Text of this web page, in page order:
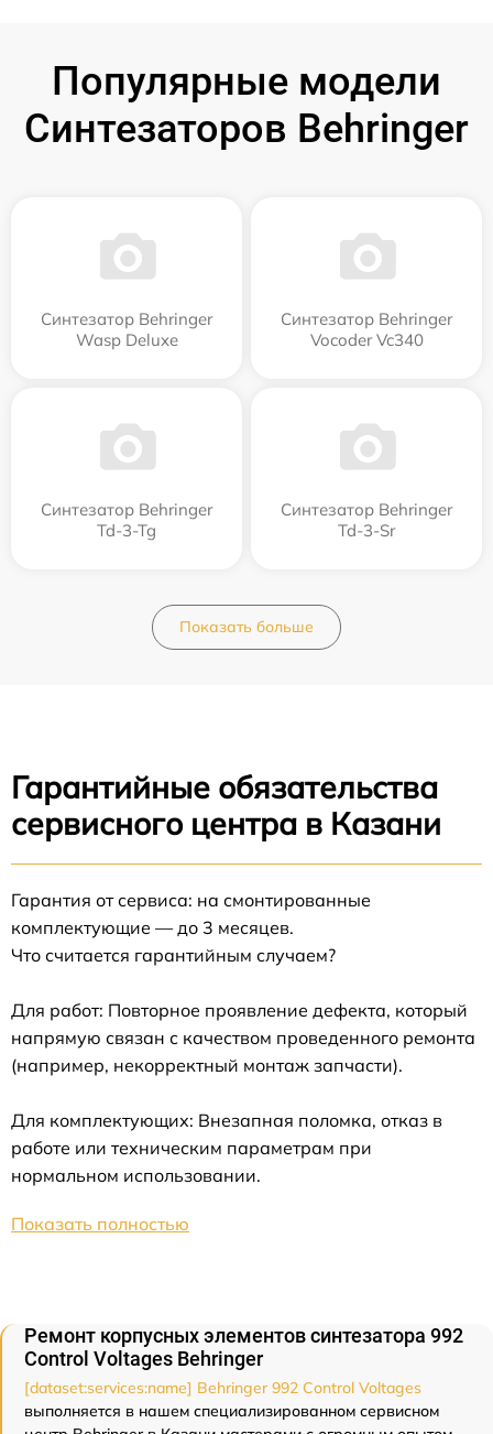
Популярные модели
Синтезаторов Behringer
Синтезатор Behringer
Wasp Deluxe
Синтезатор Behringer
Vocoder Vc340
Синтезатор Behringer
Td-3-Tg
Синтезатор Behringer
Td-3-Sr
Показать больше
Гарантийные обязательства
сервисного центра в Казани
Гарантия от сервиса: на смонтированные
комплектующие — до 3 месяцев.
Что считается гарантийным случаем?
Для работ: Повторное проявление дефекта, который
напрямую связан с качеством проведенного ремонта
(например, некорректный монтаж запчасти).
Для комплектующих: Внезапная поломка, отказ в
работе или техническим параметрам при
нормальном использовании.
Показать полностью
Ремонт корпусных элементов синтезатора 992
Control Voltages Behringer
[dataset:services:name] Behringer 992 Control Voltages
выполняется в нашем специализированном сервисном